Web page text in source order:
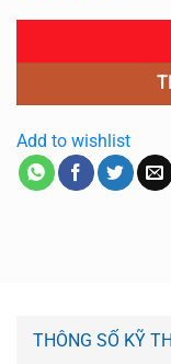
Add to wishlist
THÔNG SỐ KỸ